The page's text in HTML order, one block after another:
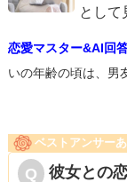
として
恋愛マスター&AI回
いの年齢の頃は、男
ベストアンサーあ
彼女との